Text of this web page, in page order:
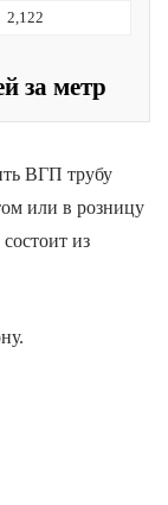
2,122
за метр
ВГП трубу
или в розницу
из